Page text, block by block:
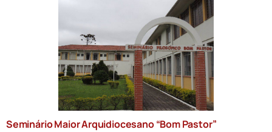
Seminário Maior Arquidiocesano “Bom Pastor”